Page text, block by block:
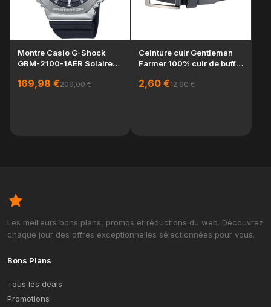
Montre Casio G-Shock
GBM-2100-1AER Solaire
169,98 €209,00 €
Ceinture cuir Gentleman
Farmer 100% cuir de buffle
2,60 €12,90 €
Les meilleurs bons plans, promos et réductions du web. Découvrez
chaque jour des offres exceptionnelles sélectionnées pour vous.
Bons Plans
Tous les deals
Promotions